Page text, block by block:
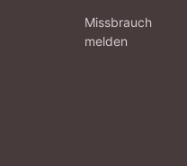
Missbrauch
melden